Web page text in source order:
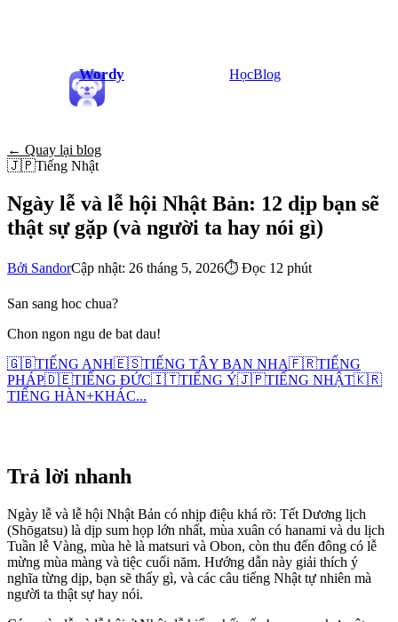
Wordy HọcBlog
← Quay lại blog
🇯🇵Tiếng Nhật
Ngày lễ và lễ hội Nhật Bản: 12 dịp bạn sẽ
thật sự gặp (và người ta hay nói gì)
Bởi SandorCập nhật: 26 tháng 5, 2026⏱ Đọc 12 phút
San sang hoc chua?
Chon ngon ngu de bat dau!
🇬🇧TIẾNG ANH🇪🇸TIẾNG TÂY BAN NHA🇫🇷TIẾNG
PHÁP🇩🇪TIẾNG ĐỨC🇮🇹TIẾNG Ý🇯🇵TIẾNG NHẬT🇰🇷
TIẾNG HÀN+KHÁC...
Trả lời nhanh
Ngày lễ và lễ hội Nhật Bản có nhịp điệu khá rõ: Tết Dương lịch
(Shōgatsu) là dịp sum họp lớn nhất, mùa xuân có hanami và du lịch
Tuần lễ Vàng, mùa hè là matsuri và Obon, còn thu đến đông có lễ
mừng mùa màng và tiệc cuối năm. Hướng dẫn này giải thích ý
nghĩa từng dịp, bạn sẽ thấy gì, và các câu tiếng Nhật tự nhiên mà
người ta thật sự hay nói.